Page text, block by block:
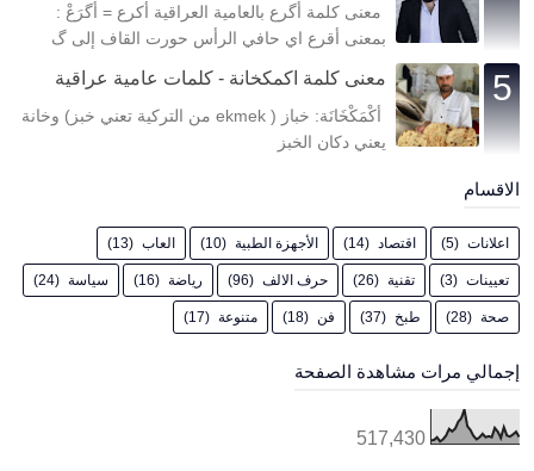
معنى كلمة أگرع بالعامية العراقية أكرع = أگرَعْ :
بمعنى أقرع اي حافي الرأس حورت القاف إلى گ
معنى كلمة اكمكخانة - كلمات عامية عراقية
أكْمَكْخَانَة: خباز ( ekmek من التركية تعني خبز) وخانة
يعني دكان الخبز
الاقسام
اعلانات (5) اقتصاد (14) الأجهزة الطبية (10) العاب (13)
تعيينات (3) تقنية (26) حرف الالف (96) رياضة (16) سياسة (24)
صحة (28) طبخ (37) فن (18) متنوعة (17)
إجمالي مرات مشاهدة الصفحة
517,430